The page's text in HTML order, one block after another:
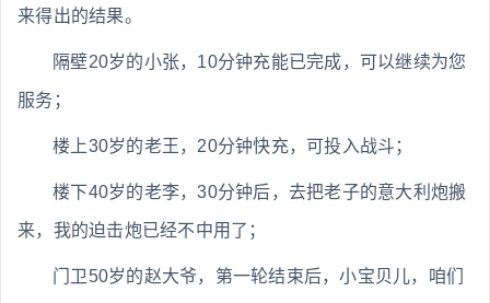
来得出的结果。
隔壁20岁的小张，10分钟充能已完成，可以继续为您
服务；
楼上30岁的老王，20分钟快充，可投入战斗；
楼下40岁的老李，30分钟后，去把老子的意大利炮搬
来，我的迫击炮已经不中用了；
门卫50岁的赵大爷，第一轮结束后，小宝贝儿，咱们